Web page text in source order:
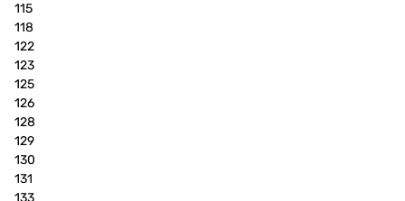
115
118
122
123
125
126
128
129
130
131
133